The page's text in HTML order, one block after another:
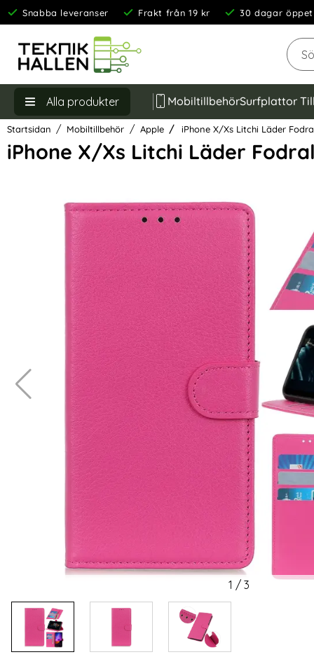
Snabba leveranser Frakt från 19 kr 30 dagar
Sök
Alla produkter MobiltillbehörSurfplattor
Startsidan Mobiltillbehör Apple iPhone X/Xs Litchi Läder
iPhone X/Xs Litchi Läder
Hoppa
över
1 / 3